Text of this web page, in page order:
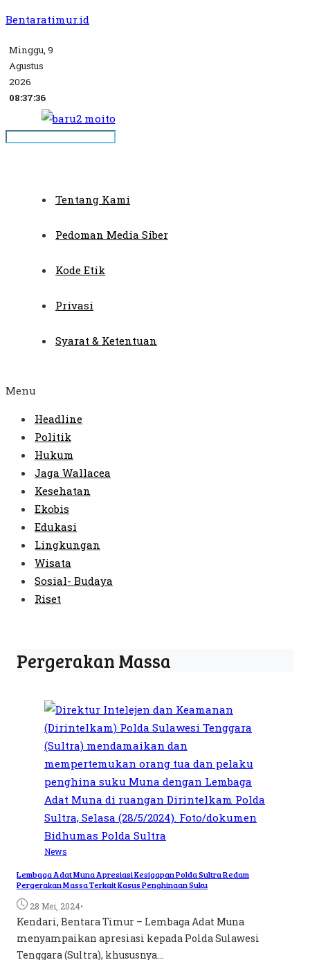
Bentaratimur.id
Minggu, 9
Agustus
2026
08:37:36
Tentang Kami
Pedoman Media Siber
Kode Etik
Privasi
Syarat & Ketentuan
Menu
Headline
Politik
Hukum
Jaga Wallacea
Kesehatan
Ekobis
Edukasi
Lingkungan
Wisata
Sosial- Budaya
Riset
Pergerakan Massa
News
Lembaga Adat Muna Apresiasi Kesigapan Polda Sultra Redam
Pergerakan Massa Terkait Kasus Penghinaan Suku
28 Mei, 2024•
Kendari, Bentara Timur – Lembaga Adat Muna
menyampaikan apresiasi kepada Polda Sulawesi
Tenggara (Sultra), khususnya...